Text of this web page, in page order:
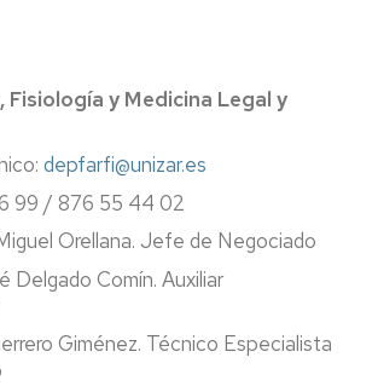
Fisiología y Medicina Legal y
depfarfi@unizar.es
99 / 876 55 44 02
Orellana. Jefe de Negociado
Delgado Comín. Auxiliar
Giménez. Técnico Especialista